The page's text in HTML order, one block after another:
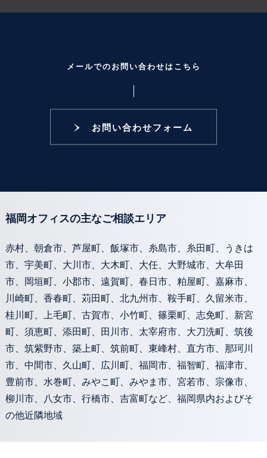
メールでのお問い合わせはこちら
お問い合わせフォーム
福岡オフィスの主なご相談エリア
赤村、朝倉市、芦屋町、飯塚市、糸島市、糸田町、うきは
市、宇美町、大川市、大木町、大任、大野城市、大牟田
市、岡垣町、小郡市、遠賀町、春日市、粕屋町、嘉麻市、
川崎町、香春町、苅田町、北九州市、鞍手町、久留米市、
桂川町、上毛町、古賀市、小竹町、篠栗町、志免町、新宮
町、須恵町、添田町、田川市、太宰府市、大刀洗町、筑後
市、筑紫野市、築上町、筑前町、東峰村、直方市、那珂川
市、中間市、久山町、広川町、福岡市、福智町、福津市、
豊前市、水巻町、みやこ町、みやま市、宮若市、宗像市、
柳川市、八女市、行橋市、吉富町など、福岡県内およびそ
の他近隣地域